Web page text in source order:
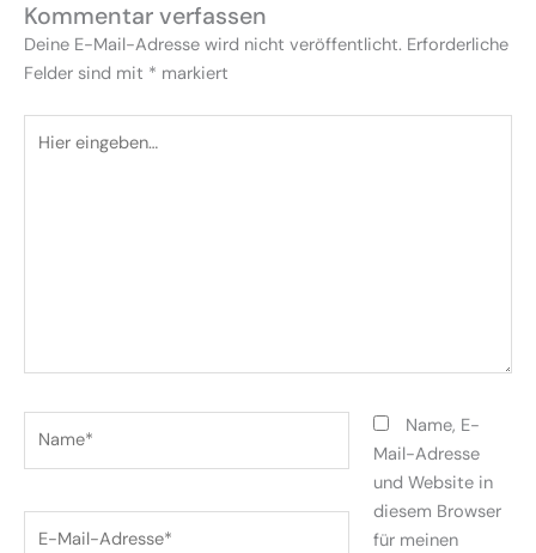
Kommentar verfassen
Deine E-Mail-Adresse wird nicht veröffentlicht. Erforderliche
Felder sind mit * markiert
eingeben…
Name, E-
Mail-Adresse
und Website in
diesem Browser
für meinen